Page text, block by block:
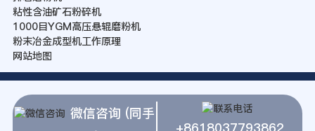
粘性含油矿石粉碎机
1000目YGM高压悬辊磨粉机
粉末冶金成型机工作原理
网站地图
微信咨询 (同手